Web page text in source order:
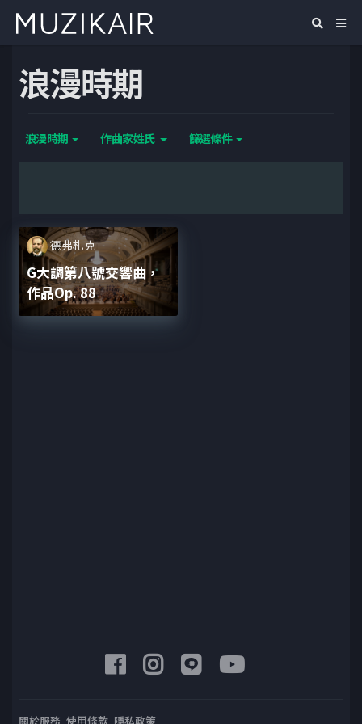
浪漫時期
浪漫時期 作曲家姓氏 篩選條件
德弗札克
G大調第八號交響曲，
作品Op. 88
關於服務 使用條款 隱私政策